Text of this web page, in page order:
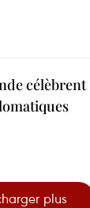
célèbrent
plus